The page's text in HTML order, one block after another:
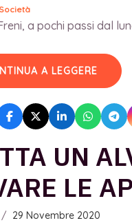
a pochi passi dal
A LEGGERE
UN
LE
/ 29 Novembre 2020